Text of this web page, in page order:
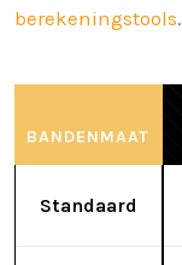
berekeningstools.
BANDENMAAT
Standaard